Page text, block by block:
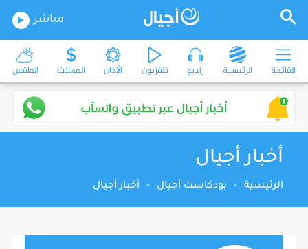
مباشر
القائمة الرئيسية راديو تلفزيون الأذان العملات الطقس
أخبار أجيال
الرئيسية - بودكاست أجيال - أخبار أجيال